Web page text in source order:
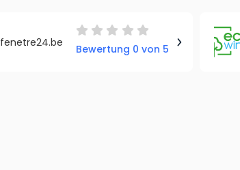
fenetre24.be
Bewertung 0 von 5